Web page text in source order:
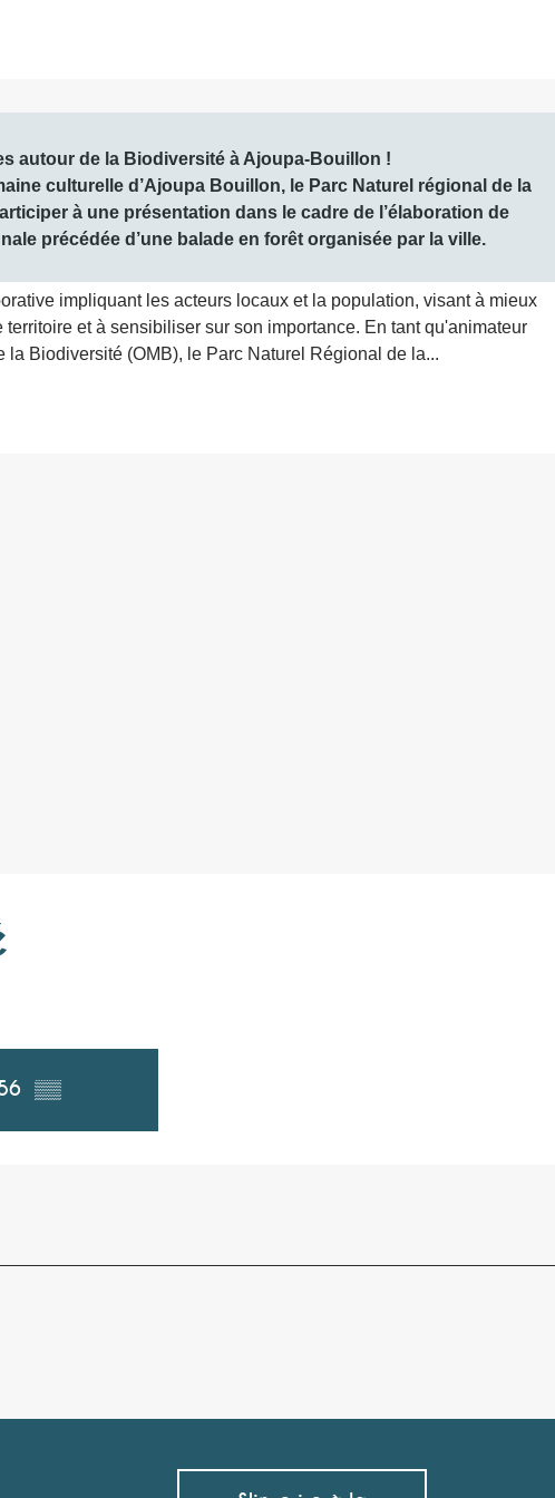
autour de la Biodiversité à Ajoupa-Bouillon !
culturelle d’Ajoupa Bouillon, le Parc Naturel régional de la
à une présentation dans le cadre de l’élaboration de
précédée d’une balade en forêt organisée par la ville.
impliquant les acteurs locaux et la population, visant à mieux
et à sensibiliser sur son importance. En tant qu'animateur
la Biodiversité (OMB), le Parc Naturel Régional de la...
▒▒